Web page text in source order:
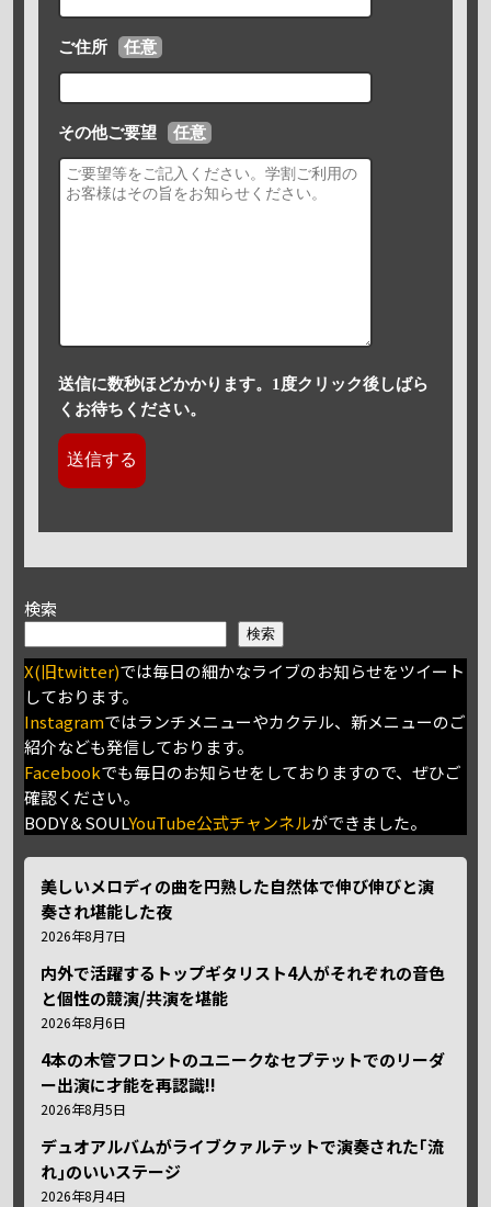
ご住所 任意
その他ご要望 任意
送信に数秒ほどかかります。1度クリック後しばら
くお待ちください。
検索
検索
X(旧twitter)では毎日の細かなライブのお知らせをツイート
しております。
Instagramではランチメニューやカクテル、新メニューのご
紹介なども発信しております。
Facebookでも毎日のお知らせをしておりますので、ぜひご
確認ください。
BODY＆SOULYouTube公式チャンネルができました。
美しいメロディの曲を円熟した自然体で伸び伸びと演
奏され堪能した夜
2026年8月7日
内外で活躍するトップギタリスト4人がそれぞれの音色
と個性の競演/共演を堪能
2026年8月6日
4本の木管フロントのユニークなセプテットでのリーダ
ー出演に才能を再認識!!
2026年8月5日
デュオアルバムがライブクァルテットで演奏された｢流
れ｣のいいステージ
2026年8月4日